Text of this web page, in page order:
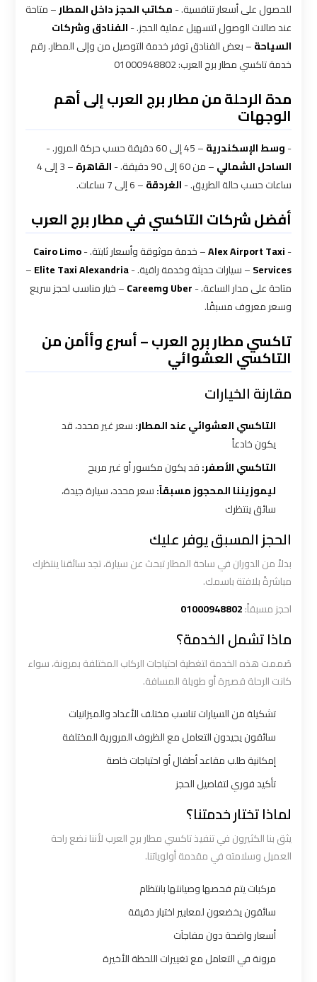
للحصول على أسعار تنافسية. -مكاتب الحجز داخل المطار– متاحة
عند صالات الوصول لتسهيل عملية الحجز. -الفنادق وشركات
السياحة– بعض الفنادق توفر خدمة التوصيل من وإلى المطار. رقم
خدمة تاكسي مطار برج العرب: 01000948802
مدة الرحلة من مطار برج العرب إلى أهم
الوجهات
-وسط الإسكندرية– 45 إلى 60 دقيقة حسب حركة المرور. -
الساحل الشمالي– من 60 إلى 90 دقيقة. - القاهرة
– 3 إلى 4
ساعات حسب حالة الطريق. -الغردقة– 6 إلى 7 ساعات.
أفضل شركات التاكسي في مطار برج العرب
-
Alex Airport Taxi– خدمة موثوقة وأسعار ثابتة. -Cairo Limo
Services– سيارات حديثة وخدمة راقية. -Elite Taxi Alexandria
–
متاحة على مدار الساعة. -Uber وCareem
– خيار مناسب لحجز سريع
وسعر معروف مسبقًا.
تاكسي مطار برج العرب – أسرع وأأمن من
التاكسي العشوائي
مقارنة الخيارات
التاكسي العشوائي عند المطار:سعر غير محدد، قد
يكون خادعاً
التاكسي الأصفر:قد يكون مكسور أو غير مريح
ليموزيننا المحجوز مسبقاً:سعر محدد، سيارة جيدة،
سائق ينتظرك
الحجز المسبق يوفر عليك
بدلاً من الدوران في ساحة المطار تبحث عن سيارة، تجد سائقنا ينتظرك
مباشرةً بلافتة باسمك.
احجز مسبقاً:01000948802
ماذا تشمل الخدمة؟
صُممت هذه الخدمة لتغطية احتياجات الركاب المختلفة بمرونة، سواء
كانت الرحلة قصيرة أو طويلة المسافة.
تشكيلة من السيارات تناسب مختلف الأعداد والميزانيات
سائقون يجيدون التعامل مع الظروف المرورية المختلفة
إمكانية طلب مقاعد أطفال أو احتياجات خاصة
تأكيد فوري لتفاصيل الحجز
لماذا تختار خدمتنا؟
يثق بنا الكثيرون في تنفيذ تاكسي مطار برج العرب لأننا نضع راحة
العميل وسلامته في مقدمة أولوياتنا.
مركبات يتم فحصها وصيانتها بانتظام
سائقون يخضعون لمعايير اختيار دقيقة
أسعار واضحة دون مفاجآت
مرونة في التعامل مع تغييرات اللحظة الأخيرة
ليموزين
بالقاهرة
ليموزين
شركة
ليموزين
القاهرة
شركة
ليموزين
القاهرة
شركه
اسكندرية
ليموزين
الإسكندرية
القاهرة
ليموزين
الاسكندرية
الاسكندريه
ليموزين
الاسكندريه
الاسكندريه